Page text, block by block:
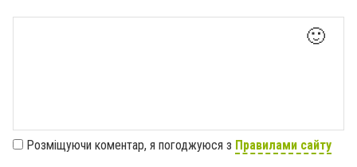
🙂
Розміщуючи коментар, я погоджуюся з Правилами сайту